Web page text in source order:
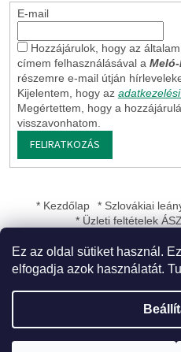
Ez az oldal sütiket használ.
elfogadja azok használatát.
E-mail
Hozzájárulok, hogy az
címem felhasználásával a
részemre e-mail útján
Kijelentem, hogy az
Megértettem, hogy a
visszavonhatom.
FELIRATKOZÁS
* Kezdőlap * Szlovákiai
* Üzleti feltételek
Meló-Diák